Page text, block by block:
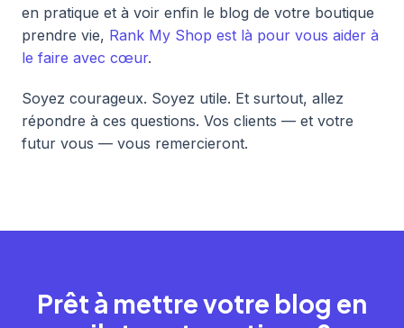
en pratique et à voir enfin le blog de votre boutique
prendre vie, Rank My Shop est là pour vous aider à
le faire avec cœur.
Soyez courageux. Soyez utile. Et surtout, allez
répondre à ces questions. Vos clients — et votre
futur vous — vous remercieront.
Prêt à mettre votre blog en